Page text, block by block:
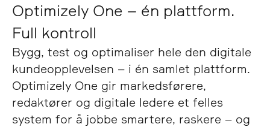
Optimizely One – én plattform.
Full kontroll
Bygg, test og optimaliser hele den digitale
kundeopplevelsen – i én samlet plattform.
Optimizely One gir markedsførere,
redaktører og digitale ledere et felles
system for å jobbe smartere, raskere – og